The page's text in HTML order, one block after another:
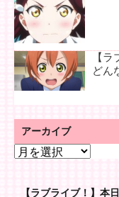
【
どん
アーカイブ
ア
【ラブライブ！】本